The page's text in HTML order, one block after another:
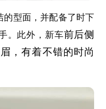
的型面，并配备了时下
。此外，新车前后侧
，有着不错的时尚